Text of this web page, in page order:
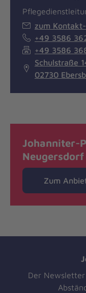
zum
+49 3586
+49 3586
Schulstraße
02730
Johanniter-
Neugersdorf
Zum
Der